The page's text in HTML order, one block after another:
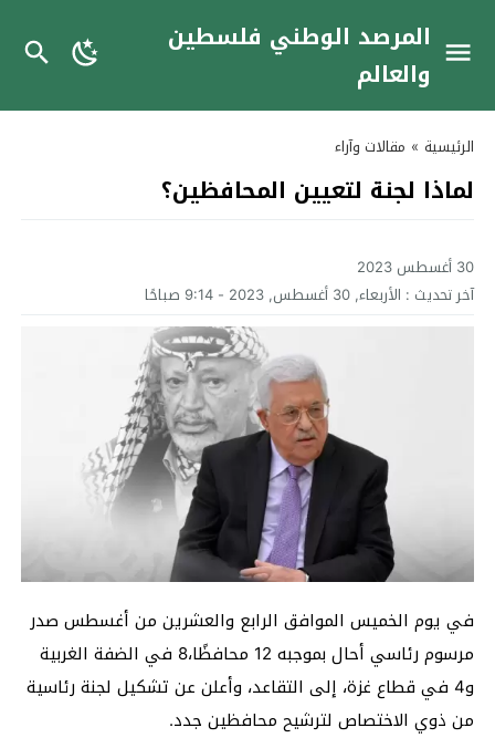
المرصد الوطني فلسطين
والعالم
الرئيسية » مقالات وآراء
لماذا لجنة لتعيين المحافظين؟
30 أغسطس 2023
آخر تحديث : الأربعاء, 30 أغسطس, 2023 - 9:14 صباحًا
في يوم الخميس الموافق الرابع والعشرين من أغسطس صدر
مرسوم رئاسي أحال بموجبه 12 محافظًا،8 في الضفة الغربية
و4 في قطاع غزة، إلى التقاعد، وأعلن عن تشكيل لجنة رئاسية
من ذوي الاختصاص لترشيح محافظين جدد.